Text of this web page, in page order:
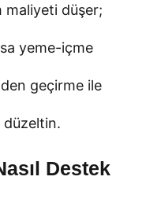
maliyeti düşer;
yeme-içme
geçirme ile
düzeltin.
Destek